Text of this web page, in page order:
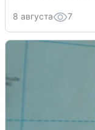
8 августа 7